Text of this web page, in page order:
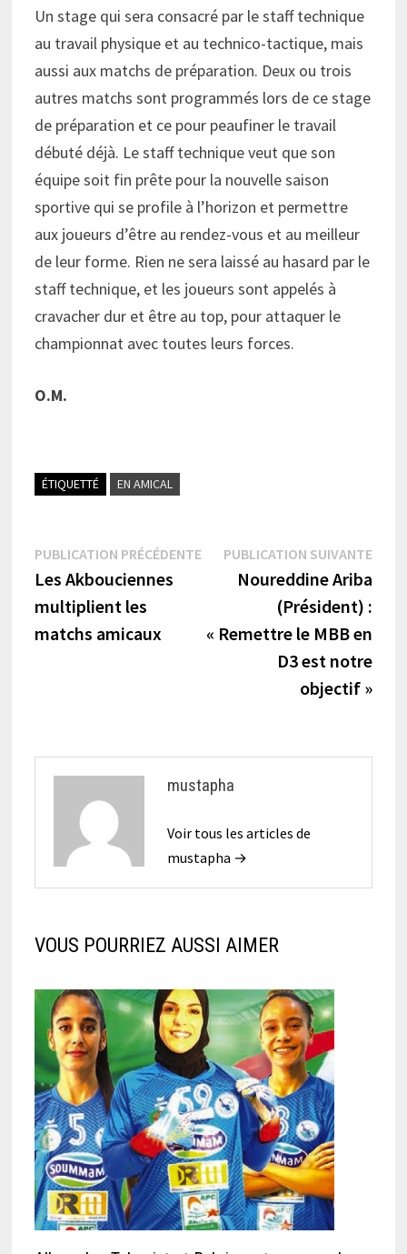
Un stage qui sera consacré par le staff technique
au travail physique et au technico-tactique, mais
aussi aux matchs de préparation. Deux ou trois
autres matchs sont programmés lors de ce stage
de préparation et ce pour peaufiner le travail
débuté déjà. Le staff technique veut que son
équipe soit fin prête pour la nouvelle saison
sportive qui se profile à l’horizon et permettre
aux joueurs d’être au rendez-vous et au meilleur
de leur forme. Rien ne sera laissé au hasard par le
staff technique, et les joueurs sont appelés à
cravacher dur et être au top, pour attaquer le
championnat avec toutes leurs forces.
O.M.
ÉTIQUETTÉ EN AMICAL
Navigation
de
l’article
PUBLICATION PRÉCÉDENTEPublication
précédente :
Les Akbouciennes
multiplient les
matchs amicaux
PUBLICATION SUIVANTE
Noureddine Ariba
(Président) :
« Remettre le MBB en
D3 est notre
objectif »
mustapha
Voir tous les articles de
mustapha →
VOUS POURRIEZ AUSSI AIMER